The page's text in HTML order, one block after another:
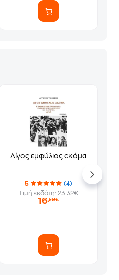
Λίγος εμφύλιος ακόμα
5
(4)
Τιμή εκδότη: 23.32€
16,99€